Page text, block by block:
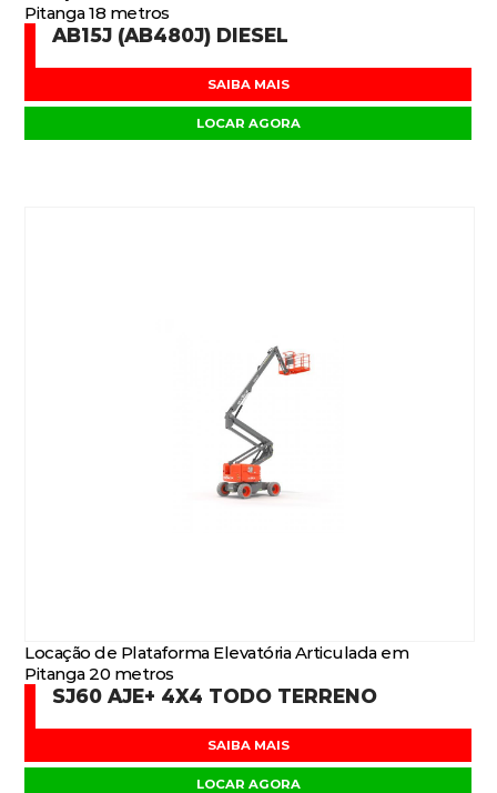
Pitanga 18 metros
AB15J (AB480J) DIESEL
SAIBA MAIS
LOCAR AGORA
Locação de Plataforma Elevatória Articulada em
Pitanga 20 metros
SJ60 AJE+ 4X4 TODO TERRENO
SAIBA MAIS
LOCAR AGORA